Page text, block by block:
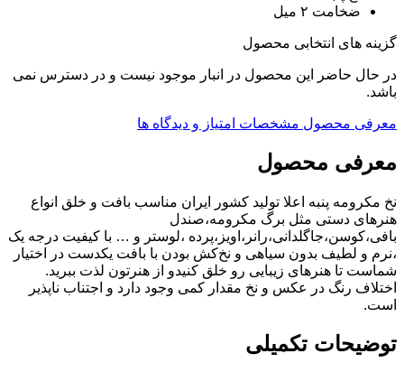
ضخامت ۲ میل
گزینه های انتخابی محصول
در حال حاضر این محصول در انبار موجود نیست و در دسترس نمی
باشد.
معرفی محصول مشخصات امتیاز و دیدگاه ها
معرفی محصول
نخ مکرومه پنبه اعلا تولید کشور ایران مناسب بافت و خلق انواع
هنرهای دستی مثل برگ مکرومه،صندل
بافی،کوسن،جاگلدانی،رانر،اویز،پرده ،لوستر و … با کیفیت درجه یک
،نرم و لطیف بدون سیاهی و نخ‌کش بودن با بافت یکدست در اختیار
شماست تا هنرهای زیبایی رو خلق کنیدو از هنرتون لذت ببرید.
اختلاف رنگ در عکس و نخ مقدار کمی وجود دارد و اجتناب ناپذیر
است.
توضیحات تکمیلی